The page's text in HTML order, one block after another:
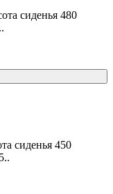
сиденья 480
сиденья 450